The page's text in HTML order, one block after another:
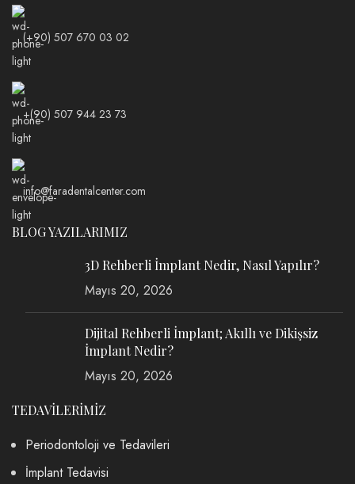
(+90) 507 670 03 02
+(90) 507 944 23 73
info@faradentalcenter.com
BLOG YAZILARIMIZ
3D Rehberli İmplant Nedir, Nasıl Yapılır?
Mayıs 20, 2026
Dijital Rehberli İmplant; Akıllı ve Dikişsiz
İmplant Nedir?
Mayıs 20, 2026
TEDAVİLERİMİZ
Periodontoloji ve Tedavileri
İmplant Tedavisi